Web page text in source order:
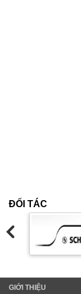
ĐỐI TÁC
GIỚI THIỆU